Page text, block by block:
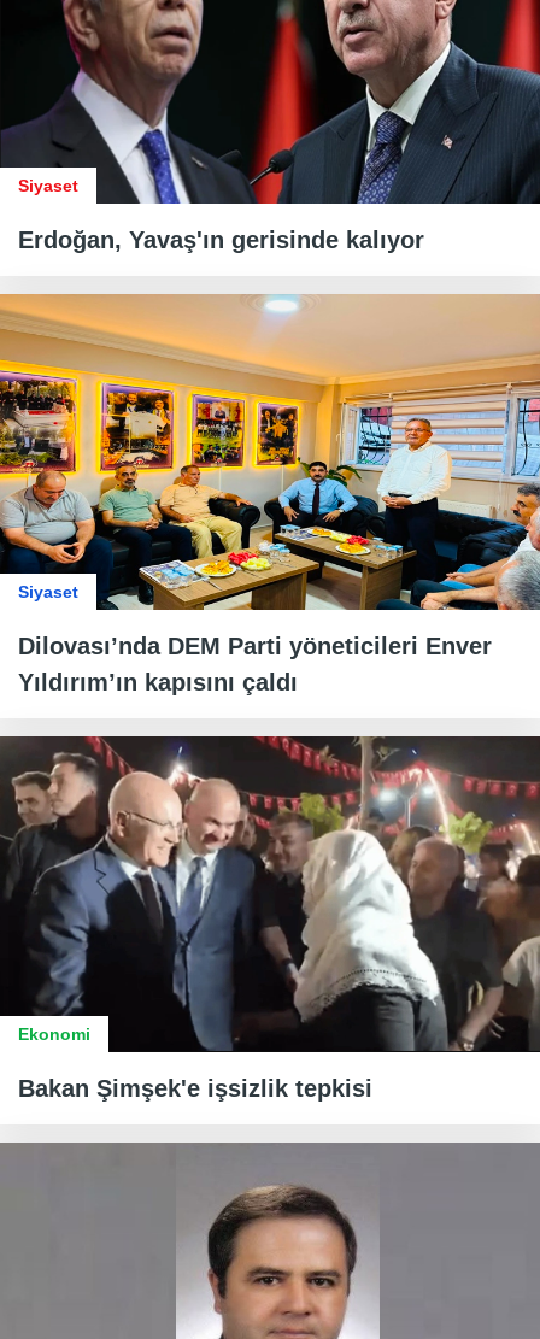
Siyaset
Erdoğan, Yavaş'ın gerisinde kalıyor
Siyaset
Dilovası’nda DEM Parti yöneticileri Enver
Yıldırım’ın kapısını çaldı
Ekonomi
Bakan Şimşek'e işsizlik tepkisi